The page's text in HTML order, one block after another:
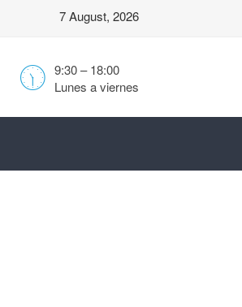
7 August, 2026
9:30 – 18:00
Lunes a viernes